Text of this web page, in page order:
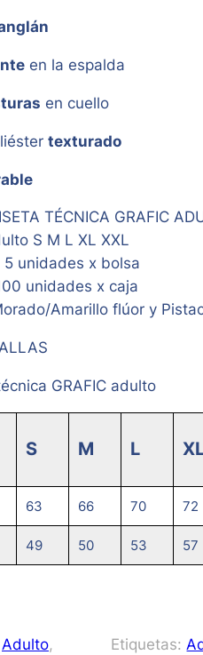
en la espalda
en cuello
texturado
TÉCNICA GRAFIC
S M L XL XXL
5 unidades x bolsa
unidades x caja
Amarillo flúor y
GRAFIC adulto
S M L
63 66 70 72
49 50 53 57
Adulto Etiquetas: